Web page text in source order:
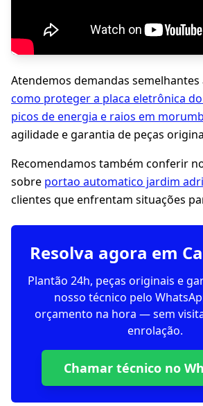
Atendemos demandas semelhantes
como proteger a placa eletrônica
picos de energia e raios em
agilidade e garantia de peças
Recomendamos também conferir
sobre portao automatico jardim
clientes que enfrentam situações
Resolva agora em
Plantão 24h, peças originais e
nosso técnico pelo
orçamento na hora — sem
enrolação.
Chamar técnico no